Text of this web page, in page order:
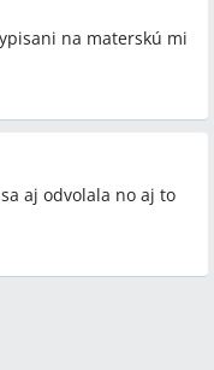
na materskú mi
aj odvolala no aj to